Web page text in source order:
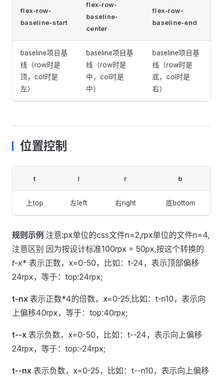
flex-row-
baseline-start
flex-row-
baseline-
center
flex-row-
baseline-end
baseline项目基
线（row时是
顶，col时是
左）
baseline项目基
线（row时是
中，col时是
中）
baseline项目基
线（row时是
底，col时是
右）
位置控制
t l r b
上top 左left 右right 底bottom
规则示例 注意:px单位的css文件n=2,rpx单位的文件n=4,
注意区别 因为按设计标准100rpx = 50px,按这个转换的
t-x* 表示正数，x=0-50，比如：t-24，表示顶部偏移
24rpx，等于：top:24rpx;
t-nx 表示正数*4的倍数，x=0-25,比如：t-n10，表示向
上偏移40rpx，等于：top:40rpx;
t--x 表示负数，x=0-50，比如：t--24，表示向上偏移
24rpx，等于：top:-24rpx;
t--nx 表示负数，x=0-25，比如：t--n10，表示向上偏移